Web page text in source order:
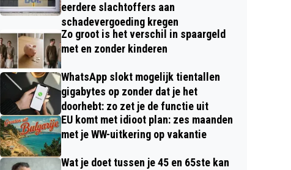
eerdere slachtoffers aan
schadevergoeding kregen
Zo groot is het verschil in spaargeld
met en zonder kinderen
WhatsApp slokt mogelijk tientallen
gigabytes op zonder dat je het
doorhebt: zo zet je de functie uit
EU komt met idioot plan: zes maanden
met je WW-uitkering op vakantie
Wat je doet tussen je 45 en 65ste kan